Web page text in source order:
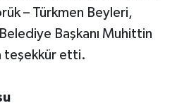
– Türkmen Beyleri,
Başkanı Muhittin
teşekkür etti.